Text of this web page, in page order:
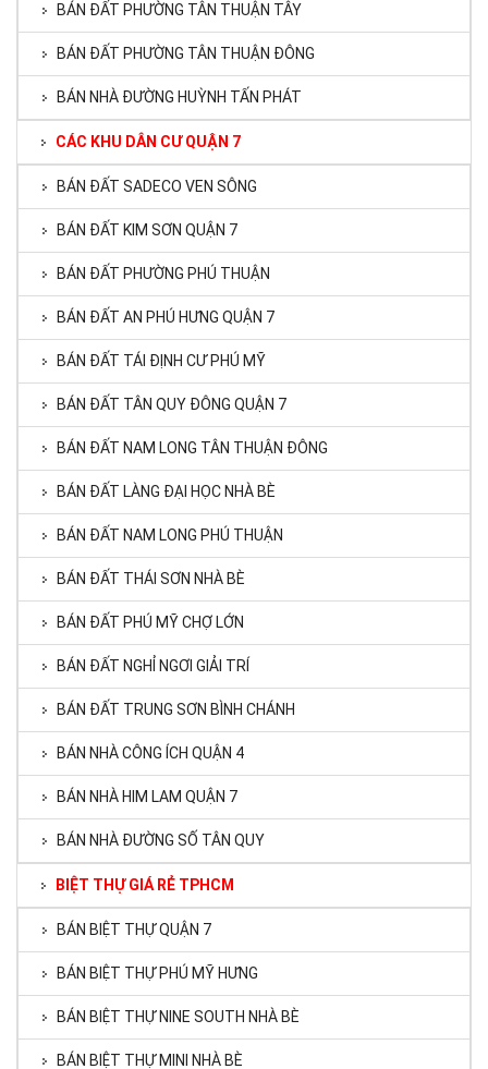
BÁN ĐẤT PHƯỜNG TÂN THUẬN TÂY
BÁN ĐẤT PHƯỜNG TÂN THUẬN ĐÔNG
BÁN NHÀ ĐƯỜNG HUỲNH TẤN PHÁT
CÁC KHU DÂN CƯ QUẬN 7
BÁN ĐẤT SADECO VEN SÔNG
BÁN ĐẤT KIM SƠN QUẬN 7
BÁN ĐẤT PHƯỜNG PHÚ THUẬN
BÁN ĐẤT AN PHÚ HƯNG QUẬN 7
BÁN ĐẤT TÁI ĐỊNH CƯ PHÚ MỸ
BÁN ĐẤT TÂN QUY ĐÔNG QUẬN 7
BÁN ĐẤT NAM LONG TÂN THUẬN ĐÔNG
BÁN ĐẤT LÀNG ĐẠI HỌC NHÀ BÈ
BÁN ĐẤT NAM LONG PHÚ THUẬN
BÁN ĐẤT THÁI SƠN NHÀ BÈ
BÁN ĐẤT PHÚ MỸ CHỢ LỚN
BÁN ĐẤT NGHỈ NGƠI GIẢI TRÍ
BÁN ĐẤT TRUNG SƠN BÌNH CHÁNH
BÁN NHÀ CÔNG ÍCH QUẬN 4
BÁN NHÀ HIM LAM QUẬN 7
BÁN NHÀ ĐƯỜNG SỐ TÂN QUY
BIỆT THỰ GIÁ RẺ TPHCM
BÁN BIỆT THỰ QUẬN 7
BÁN BIỆT THỰ PHÚ MỸ HƯNG
BÁN BIỆT THỰ NINE SOUTH NHÀ BÈ
BÁN BIỆT THỰ MINI NHÀ BÈ